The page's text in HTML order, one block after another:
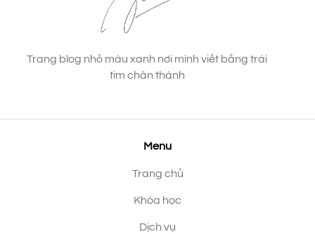
Trang blog nhỏ màu xanh nơi mình viết bằng trái
tim chân thành
Menu
Trang chủ
Khóa học
Dịch vụ